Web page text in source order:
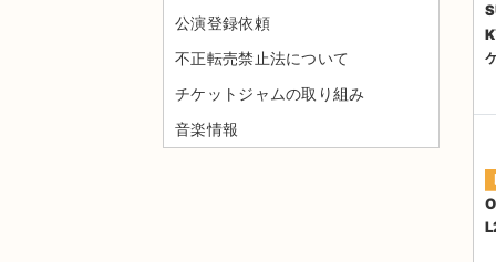
公演登録依頼
不正転売禁止法について
チケットジャムの取り組み
音楽情報